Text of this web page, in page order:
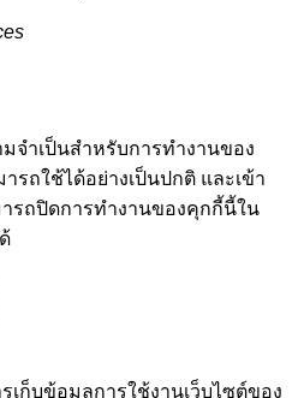
จำเป็นสำหรับการทำงานของ
รถใช้ได้อย่างเป็นปกติ และเข้า
รถปิดการทำงานของคุกกี้นี้ใน
เก็บข้อมูลการใช้งานเว็บไซต์ของ